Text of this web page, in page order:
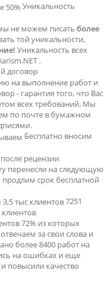
Уникальность
не можем писать более
той уникальности,
Уникальность всех
.
договор
на выполнение работ и
- гарантия того, что Вас
всех требований. Мы
по почте в бумажном
Бесплатно вносим
рецензии
перенесли на следующую
продлим срок бесплатной
7251
72% из которых
за свои слова и
более 8400 работ на
на ошибках и еще
повысили качество